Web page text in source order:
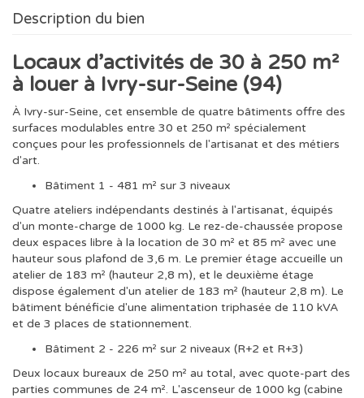
Description du bien
Locaux d’activités de 30 à 250 m²
à louer à Ivry-sur-Seine (94)
À Ivry-sur-Seine, cet ensemble de quatre bâtiments offre des
surfaces modulables entre 30 et 250 m² spécialement
conçues pour les professionnels de l'artisanat et des métiers
d'art.
Bâtiment 1 - 481 m² sur 3 niveaux
Quatre ateliers indépendants destinés à l'artisanat, équipés
d'un monte-charge de 1000 kg. Le rez-de-chaussée propose
deux espaces libre à la location de 30 m² et 85 m² avec une
hauteur sous plafond de 3,6 m. Le premier étage accueille un
atelier de 183 m² (hauteur 2,8 m), et le deuxième étage
dispose également d'un atelier de 183 m² (hauteur 2,8 m). Le
bâtiment bénéficie d'une alimentation triphasée de 110 kVA
et de 3 places de stationnement.
Bâtiment 2 - 226 m² sur 2 niveaux (R+2 et R+3)
Deux locaux bureaux de 250 m² au total, avec quote-part des
parties communes de 24 m². L'ascenseur de 1000 kg (cabine